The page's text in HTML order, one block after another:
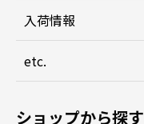
入荷情報
etc.
ショップから探す